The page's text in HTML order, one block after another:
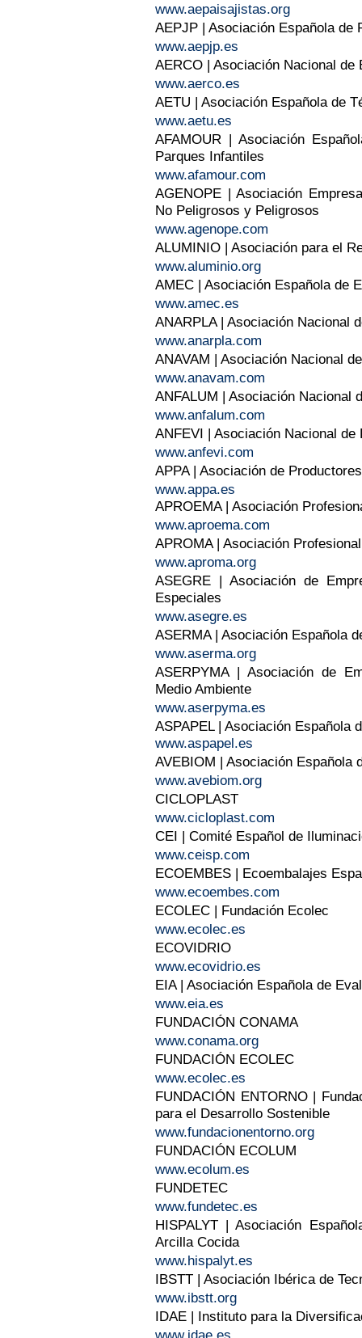
www.aepaisajistas.org
AEPJP | Asociación Española de
www.aepjp.es
AERCO | Asociación Nacional
www.aerco.es
AETU | Asociación Española de
www.aetu.es
AFAMOUR | Asociación
Parques Infantiles
www.afamour.com
AGENOPE | Asociación
No Peligrosos y Peligrosos
www.agenope.com
ALUMINIO | Asociación para el
www.aluminio.org
AMEC | Asociación Española de
www.amec.es
ANARPLA | Asociación Nacional
www.anarpla.com
ANAVAM | Asociación Nacional
www.anavam.com
ANFALUM | Asociación Nacional
www.anfalum.com
ANFEVI | Asociación Nacional
www.anfevi.com
APPA | Asociación de
www.appa.es
APROEMA | Asociación
www.aproema.com
APROMA | Asociación
www.aproma.org
ASEGRE | Asociación de
Especiales
www.asegre.es
ASERMA | Asociación Española
www.aserma.org
ASERPYMA | Asociación de
Medio Ambiente
www.aserpyma.es
ASPAPEL | Asociación Española
www.aspapel.es
AVEBIOM | Asociación Española
www.avebiom.org
CICLOPLAST
www.cicloplast.com
CEI | Comité Español de
www.ceisp.com
ECOEMBES | Ecoembalajes
www.ecoembes.com
ECOLEC | Fundación Ecolec
www.ecolec.es
ECOVIDRIO
www.ecovidrio.es
EIA | Asociación Española de
www.eia.es
FUNDACIÓN CONAMA
www.conama.org
FUNDACIÓN ECOLEC
www.ecolec.es
FUNDACIÓN ENTORNO |
para el Desarrollo Sostenible
www.fundacionentorno.org
FUNDACIÓN ECOLUM
www.ecolum.es
FUNDETEC
www.fundetec.es
HISPALYT | Asociación
Arcilla Cocida
www.hispalyt.es
IBSTT | Asociación Ibérica de
www.ibstt.org
IDAE | Instituto para la
www.idae.es